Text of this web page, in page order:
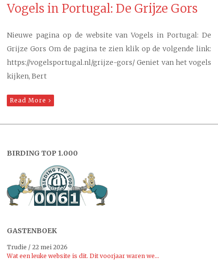
Vogels in Portugal: De Grijze Gors
Nieuwe pagina op de website van Vogels in Portugal: De
Grijze Gors Om de pagina te zien klik op de volgende link:
https://vogelsportugal.nl/grijze-gors/ Geniet van het vogels
kijken, Bert
Read More
BIRDING TOP 1.000
GASTENBOEK
Trudie / 22 mei 2026
Wat een leuke website is dit. Dit voorjaar waren we...